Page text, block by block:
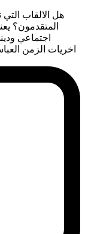
هل الالقاب التي
المتقدمون؟
اجتماعي
اخريات الزمن